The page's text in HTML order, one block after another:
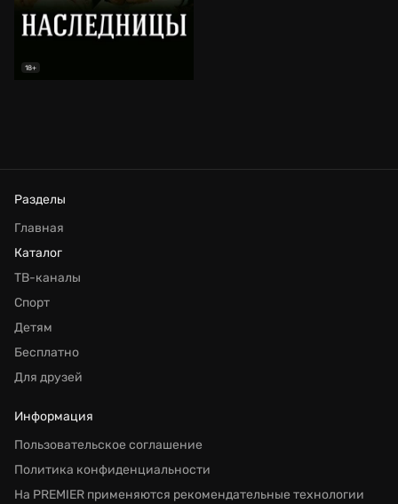
18+
Разделы
Главная
Каталог
ТВ-каналы
Спорт
Детям
Бесплатно
Для друзей
Информация
Пользовательское соглашение
Политика конфиденциальности
На PREMIER применяются рекомендательные технологии